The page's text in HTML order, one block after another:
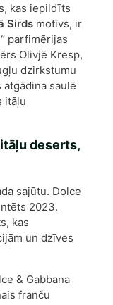
kas iepildīts
Sirds motīvs, ir
parfimērijas
Olivjē Kresp,
dzirkstumu
saulē
itāļu
deserts,
sajūtu. Dolce
2023.
kas
un dzīves
& Gabbana
franču